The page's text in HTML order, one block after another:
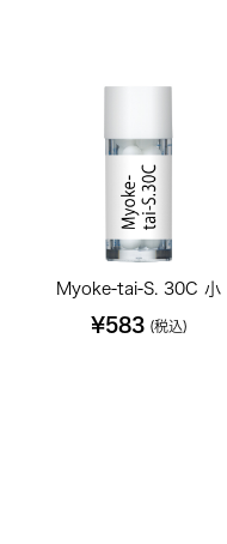
Myoke-tai-S. 30C 小
¥583 (税込)